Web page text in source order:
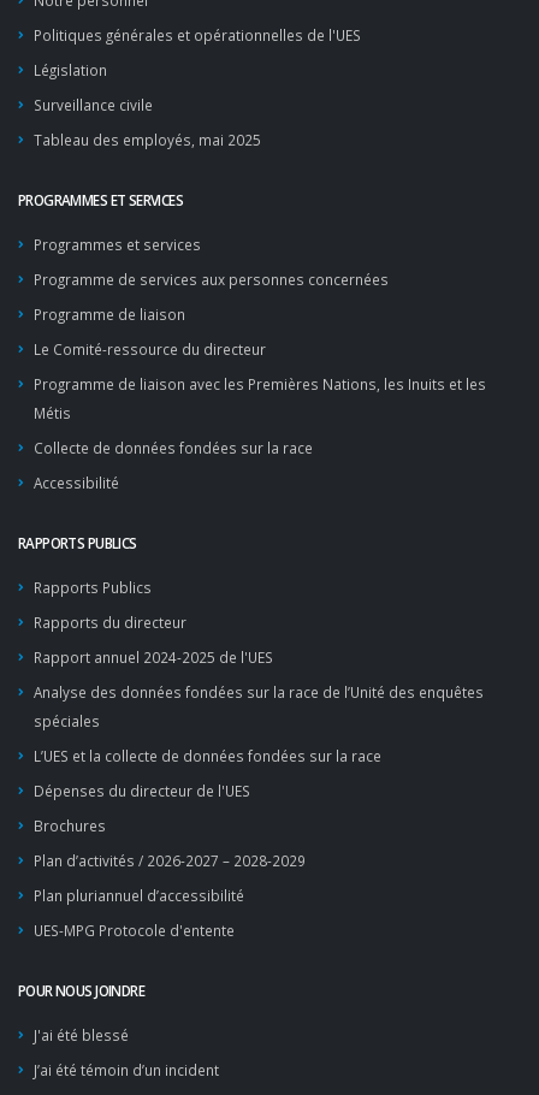
Politiques générales et opérationnelles de l'UES
Législation
Surveillance civile
Tableau des employés, mai 2025
PROGRAMMES ET SERVICES
Programmes et services
Programme de services aux personnes concernées
Programme de liaison
Le Comité-ressource du directeur
Programme de liaison avec les Premières Nations, les Inuits et les
Métis
Collecte de données fondées sur la race
Accessibilité
RAPPORTS PUBLICS
Rapports Publics
Rapports du directeur
Rapport annuel 2024-2025 de l'UES
Analyse des données fondées sur la race de l’Unité des enquêtes
spéciales
L’UES et la collecte de données fondées sur la race
Dépenses du directeur de l'UES
Brochures
Plan d’activités / 2026-2027 – 2028-2029
Plan pluriannuel d’accessibilité
UES-MPG Protocole d'entente
POUR NOUS JOINDRE
J'ai été blessé
J’ai été témoin d’un incident